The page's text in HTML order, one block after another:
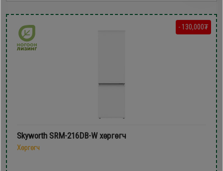
- 130,000₮
Skyworth SRM-216DB-W хөргөгч
Хөргөгч